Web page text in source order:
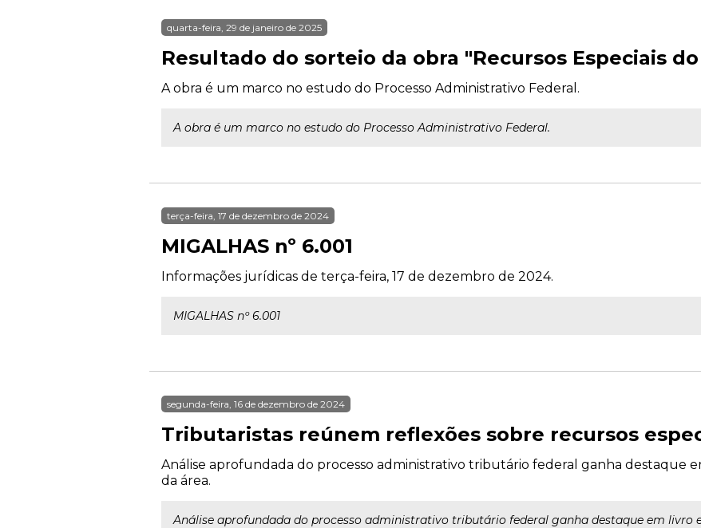
quarta-feira, 29 de janeiro de 2025
Resultado do sorteio da obra "Recursos Especiais do
A obra é um marco no estudo do Processo Administrativo Federal.
A obra é um marco no estudo do Processo Administrativo Federal.
terça-feira, 17 de dezembro de 2024
MIGALHAS nº 6.001
Informações jurídicas de terça-feira, 17 de dezembro de 2024.
MIGALHAS nº 6.001
segunda-feira, 16 de dezembro de 2024
Tributaristas reúnem reflexões sobre recursos
Análise aprofundada do processo administrativo tributário federal ganha destaque
da área.
Análise aprofundada do processo administrativo tributário federal ganha destaque em livro